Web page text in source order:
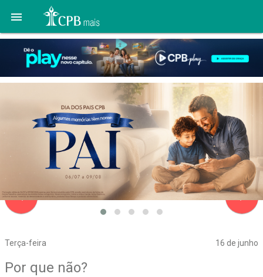

Terça-feira 16 de junho
navigate_before
Por que não?
navigate_next